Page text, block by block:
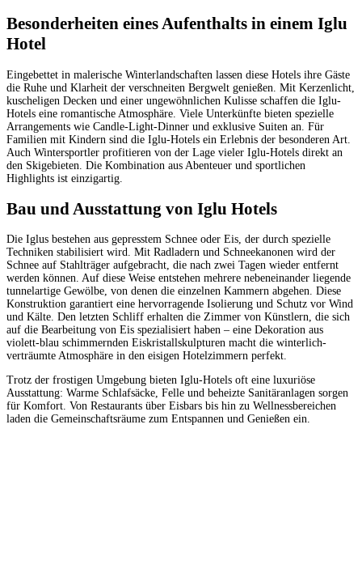
Besonderheiten eines Aufenthalts in einem Iglu
Hotel
Eingebettet in malerische Winterlandschaften lassen diese Hotels ihre Gäste
die Ruhe und Klarheit der verschneiten Bergwelt genießen. Mit Kerzenlicht,
kuscheligen Decken und einer ungewöhnlichen Kulisse schaffen die Iglu-
Hotels eine romantische Atmosphäre. Viele Unterkünfte bieten spezielle
Arrangements wie Candle-Light-Dinner und exklusive Suiten an. Für
Familien mit Kindern sind die Iglu-Hotels ein Erlebnis der besonderen Art.
Auch Wintersportler profitieren von der Lage vieler Iglu-Hotels direkt an
den Skigebieten. Die Kombination aus Abenteuer und sportlichen
Highlights ist einzigartig.
Bau und Ausstattung von Iglu Hotels
Die Iglus bestehen aus gepresstem Schnee oder Eis, der durch spezielle
Techniken stabilisiert wird. Mit Radladern und Schneekanonen wird der
Schnee auf Stahlträger aufgebracht, die nach zwei Tagen wieder entfernt
werden können. Auf diese Weise entstehen mehrere nebeneinander liegende
tunnelartige Gewölbe, von denen die einzelnen Kammern abgehen. Diese
Konstruktion garantiert eine hervorragende Isolierung und Schutz vor Wind
und Kälte. Den letzten Schliff erhalten die Zimmer von Künstlern, die sich
auf die Bearbeitung von Eis spezialisiert haben – eine Dekoration aus
violett-blau schimmernden Eiskristallskulpturen macht die winterlich-
verträumte Atmosphäre in den eisigen Hotelzimmern perfekt.
Trotz der frostigen Umgebung bieten Iglu-Hotels oft eine luxuriöse
Ausstattung: Warme Schlafsäcke, Felle und beheizte Sanitäranlagen sorgen
für Komfort. Von Restaurants über Eisbars bis hin zu Wellnessbereichen
laden die Gemeinschaftsräume zum Entspannen und Genießen ein.